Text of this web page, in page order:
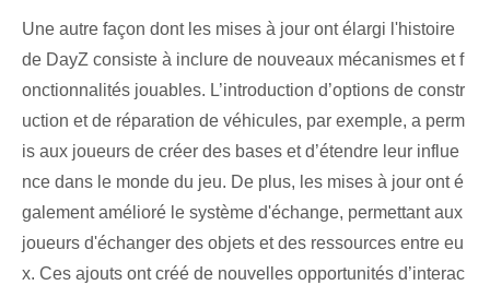
Une autre façon dont les mises à jour ont élargi l'histoire
de DayZ consiste à inclure de nouveaux mécanismes et f
onctionnalités jouables. L’introduction d’options de constr
uction et de réparation de véhicules, par exemple, a perm
is aux joueurs de créer des bases et d’étendre leur influe
nce dans le monde du jeu. De plus, les mises à jour ont é
galement amélioré le système d'échange, permettant aux
joueurs d'échanger des objets et des ressources entre eu
x. Ces ajouts ont créé de nouvelles opportunités d’interac